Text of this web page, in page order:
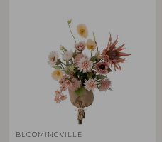
BLOOMINGVILLE